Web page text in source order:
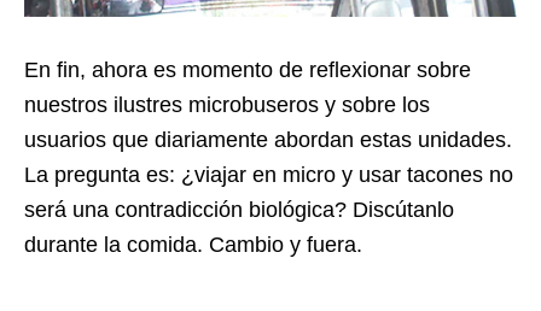
En fin, ahora es momento de reflexionar sobre
nuestros ilustres microbuseros y sobre los
usuarios que diariamente abordan estas unidades.
La pregunta es: ¿viajar en micro y usar tacones no
será una contradicción biológica? Discútanlo
durante la comida. Cambio y fuera.